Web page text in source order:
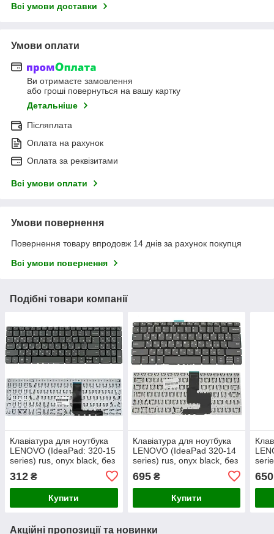
Всі умови доставки
Умови оплати
Ви отримаєте замовлення
або гроші повернуться на вашу картку
Детальніше
Післяплата
Оплата на рахунок
Оплата за реквізитами
Всі умови оплати
Умови повернення
Повернення товару впродовж 14 днів за рахунок покупця
Всі умови повернення
Подібні товари компанії
Клавіатура для ноутбука
LENOVO (IdeaPad: 320-15
series) rus, onyx black, без
312 ₴
Купити
Клавіатура для ноутбука
LENOVO (IdeaPad 320-14
series) rus, onyx black, без
695₴
Купити
650
Акційні пропозиції та новинки